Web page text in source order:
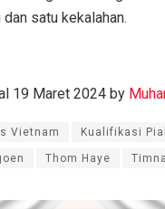
satu kekalahan.
19 Maret 2024 by
Vietnam Kualifikasi
Thom Haye